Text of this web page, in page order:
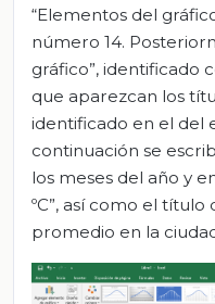
“Elementos del
número 14.
gráfico”, identificado
que aparezcan los
identificado en el del
continuación se
los meses del año y
ºC”, así como el
promedio en la